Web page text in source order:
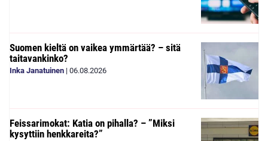
Suomen kieltä on vaikea ymmärtää? – sitä
taitavankinko?
Inka Janatuinen | 06.08.2026
Feissarimokat: Katia on pihalla? – ”Miksi
kysyttiin henkkareita?”